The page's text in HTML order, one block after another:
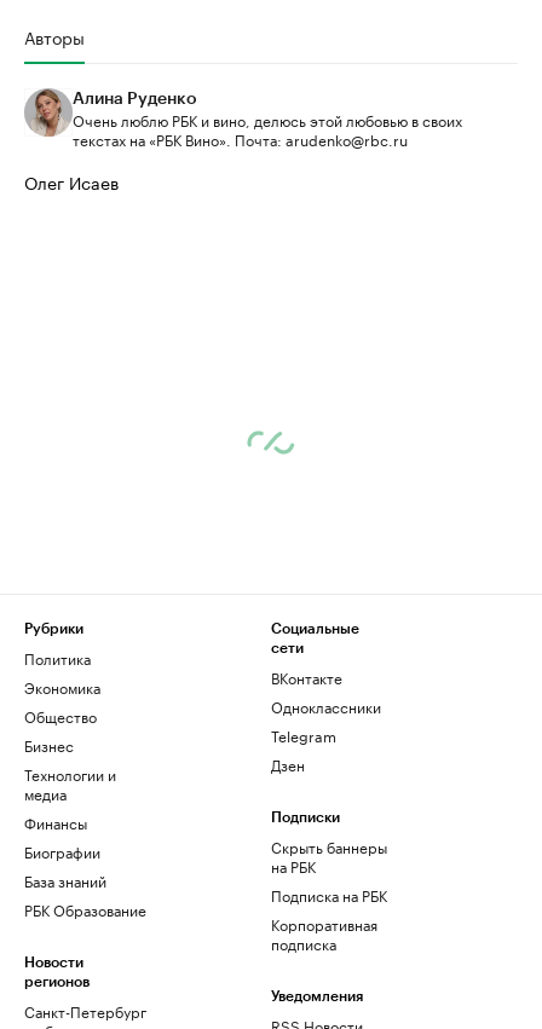
Авторы
Алина Руденко
Очень люблю РБК и вино, делюсь этой любовью в своих
текстах на «РБК Вино». Почта: arudenko@rbc.ru
Олег Исаев
Рубрики
Политика
Экономика
Общество
Бизнес
Технологии и
медиа
Финансы
Биографии
База знаний
РБК Образование
Новости
регионов
Санкт-Петербург
Социальные
сети
ВКонтакте
Одноклассники
Telegram
Дзен
Подписки
Скрыть баннеры
на РБК
Подписка на РБК
Корпоративная
подписка
Уведомления